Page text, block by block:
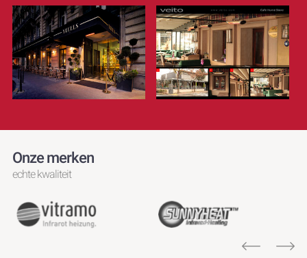
Onze merken
echte kwaliteit